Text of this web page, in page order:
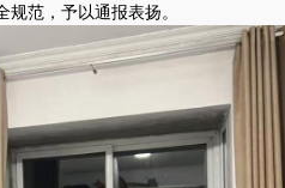
范，予以通报表扬。